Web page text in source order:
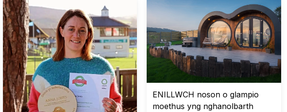
ENILLWCH noson o glampio
moethus yng nghanolbarth